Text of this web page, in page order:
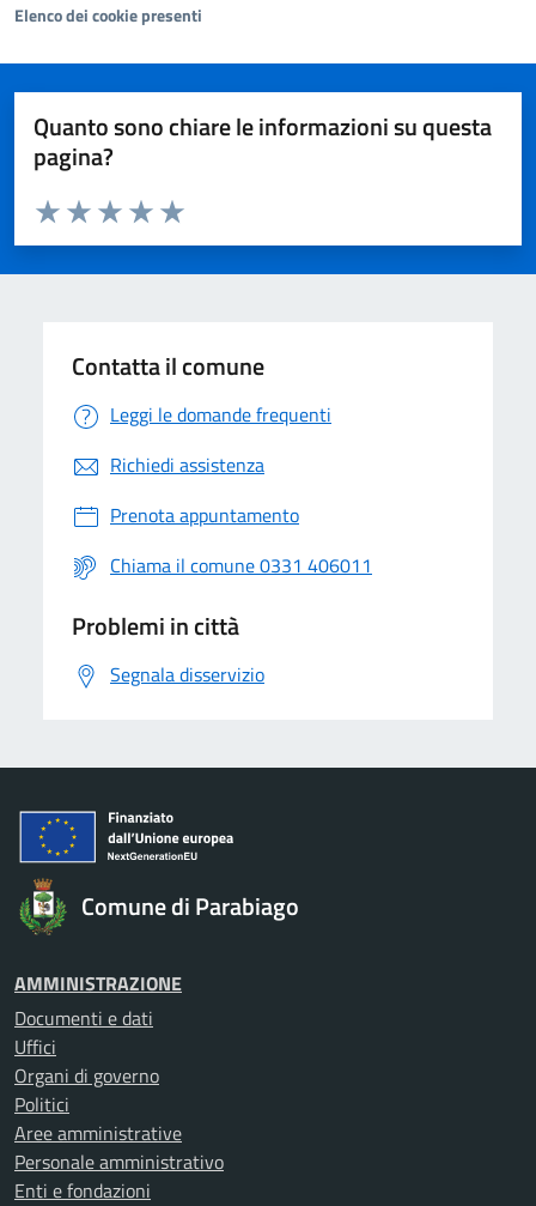
Elenco dei cookie presenti
Quanto sono chiare le informazioni su questa
pagina?
Valuta da 1 a 5 stelle la pagina
Valuta 5 stelle su 5
Valuta 4 stelle su 5
Valuta 3 stelle su 5
Valuta 2 stelle su 5
Valuta 1 stelle su 5
Contatta il comune
Leggi le domande frequenti
Richiedi assistenza
Prenota appuntamento
Chiama il comune 0331 406011
Problemi in città
Segnala disservizio
Comune di Parabiago
AMMINISTRAZIONE
Documenti e dati
Uffici
Organi di governo
Politici
Aree amministrative
Personale amministrativo
Enti e fondazioni